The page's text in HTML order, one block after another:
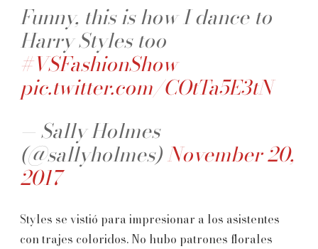
Funny, this is how I dance to
Harry Styles too
#VSFashionShow
pic.twitter.com/COtTa5E3tN
— Sally Holmes
(@sallyholmes)November 20,
2017
Styles se vistió para impresionar a los asistentes
con trajes coloridos. No hubo patrones florales